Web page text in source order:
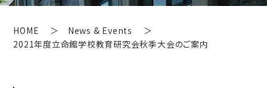
HOME
News & Events
2021年度立命館学校教育研究会秋季大会のご案内